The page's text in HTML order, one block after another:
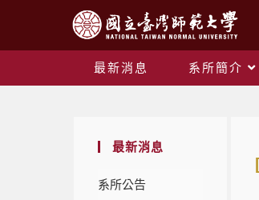
最新消息 系所簡介
最新消息
系所公告